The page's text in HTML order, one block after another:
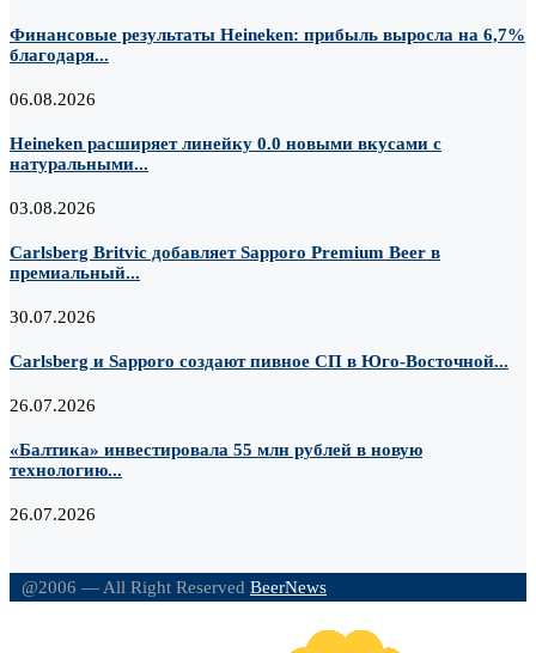
Финансовые результаты Heineken: прибыль выросла на 6,7%
благодаря...
06.08.2026
Heineken расширяет линейку 0.0 новыми вкусами с
натуральными...
03.08.2026
Carlsberg Britvic добавляет Sapporo Premium Beer в
премиальный...
30.07.2026
Carlsberg и Sapporo создают пивное СП в Юго-Восточной...
26.07.2026
«Балтика» инвестировала 55 млн рублей в новую
технологию...
26.07.2026
@2006 — All Right Reserved BeerNews